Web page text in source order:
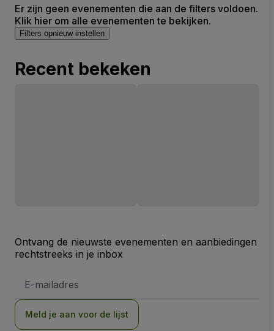
Er zijn geen evenementen die aan de filters voldoen.
Klik hier om alle evenementen te bekijken.
Filters opnieuw instellen
Recent bekeken
Ontvang de nieuwste evenementen en aanbiedingen
rechtstreeks in je inbox
mailadres
Meld je aan voor de lijst